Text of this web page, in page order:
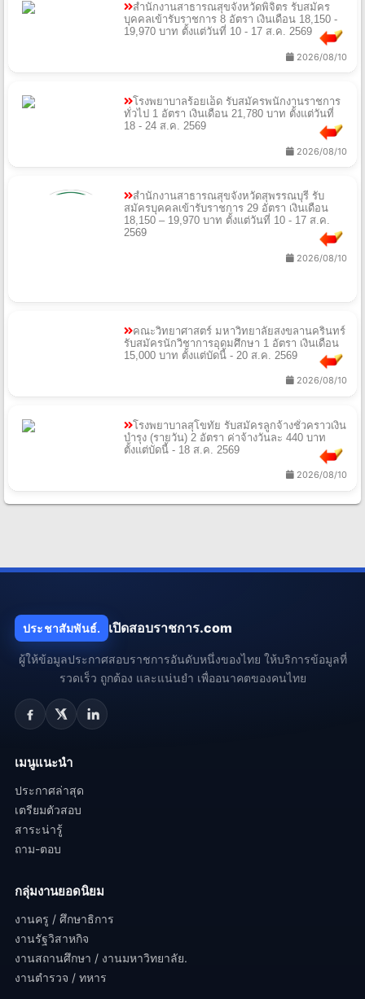
สํานักงานสาธารณสุขจังหวัดพิจิตร รับสมัคร
บุคคลเข้ารับราชการ 8 อัตรา เงินเดือน 18,150 -
19,970 บาท ตั้งแต่วันที่ 10 - 17 ส.ค. 2569
2026/08/10
โรงพยาบาลร้อยเอ็ด รับสมัครพนักงานราชการ
ทั่วไป 1 อัตรา เงินเดือน 21,780 บาท ตั้งแต่วันที่
18 - 24 ส.ค. 2569
2026/08/10
สํานักงานสาธารณสุขจังหวัดสุพรรณบุรี รับ
สมัครบุคคลเข้ารับราชการ 29 อัตรา เงินเดือน
18,150 – 19,970 บาท ตั้งแต่วันที่ 10 - 17 ส.ค.
2569
2026/08/10
คณะวิทยาศาสตร์ มหาวิทยาลัยสงขลานครินทร์
รับสมัครนักวิชาการอุดมศึกษา 1 อัตรา เงินเดือน
15,000 บาท ตั้งแต่บัดนี้ - 20 ส.ค. 2569
2026/08/10
โรงพยาบาลสุโขทัย รับสมัครลูกจ้างชั่วคราวเงิน
บำรุง (รายวัน) 2 อัตรา ค่าจ้างวันละ 440 บาท
ตั้งแต่บัดนี้ - 18 ส.ค. 2569
2026/08/10
ประชาสัมพันธ์. เปิดสอบราชการ.com
ผู้ให้ข้อมูลประกาศสอบราชการอันดับหนึ่งของไทย ให้บริการข้อมูลที่
รวดเร็ว ถูกต้อง และแน่นยำ เพื่ออนาคตของคนไทย
เมนูแนะนำ
ประกาศล่าสุด
เตรียมตัวสอบ
สาระน่ารู้
ถาม-ตอบ
กลุ่มงานยอดนิยม
งานครู / ศึกษาธิการ
งานรัฐวิสาหกิจ
งานสถานศึกษา / งานมหาวิทยาลัย.
งานตำรวจ / ทหาร